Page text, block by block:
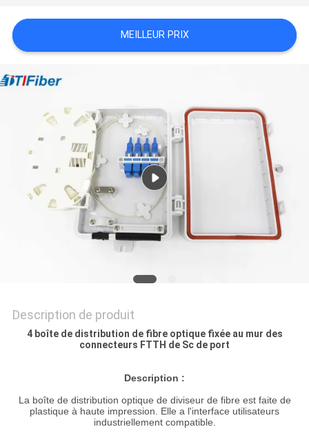
CITATION
DU
PRIVACY
POLICY
MEILLEUR PRIX
Description de produit
4 boîte de distribution de fibre optique fixée au mur des
connecteurs FTTH de Sc de port
Description :
La boîte de distribution optique de diviseur de fibre est faite de
plastique à haute impression. Elle a l'interface utilisateurs
industriellement compatible.